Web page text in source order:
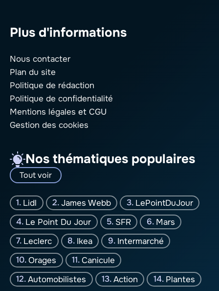
Plus d'informations
Nous contacter
Plan du site
Politique de rédaction
Politique de confidentialité
Mentions légales et CGU
Gestion des cookies
Nos thématiques populaires
Tout voir
Lidl James Webb
LePointDuJour
Le Point Du Jour
SFR
Mars
Leclerc
Ikea
Intermarché
Orages
Canicule
Automobilistes
Action Plantes